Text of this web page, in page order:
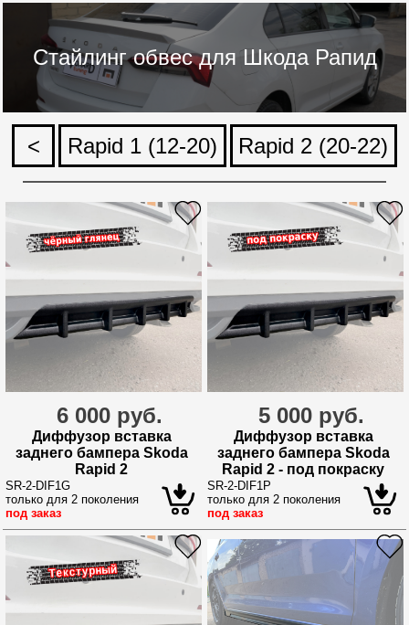
Стайлинг обвес для Шкода Рапид
< Rapid 1 (12-20) Rapid 2 (20-22)
6 000 руб.
Диффузор вставка
заднего бампера Skoda
Rapid 2
SR-2-DIF1G
только для 2 поколения
под заказ
5 000 руб.
Диффузор вставка
заднего бампера Skoda
Rapid 2 - под покраску
SR-2-DIF1P
только для 2 поколения
под заказ